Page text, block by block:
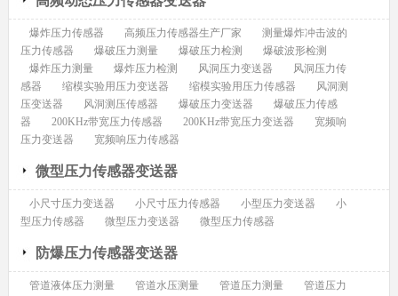
爆炸压力传感器 高频压力传感器生产厂家
测量爆炸冲击波的
压力传感器
爆破压力测量 爆破压力检测
爆破波形检测
爆炸压力测量
爆炸压力检测 风洞压力变送器
风洞压力传
感器
缩模实验用压力变送器 缩模实验用压力传感器
风洞测
压变送器
风洞测压传感器 爆破压力变送器
爆破压力传感
器
200KHz带宽压力传感器 200KHz带宽压力变送器
宽频响
压力变送器
宽频响压力传感器
微型压力传感器变送器
小尺寸压力变送器 小尺寸压力传感器 小型压力变送器
小
型压力传感器
微型压力变送器 微型压力传感器
防爆压力传感器变送器
管道液体压力测量 管道水压测量 管道压力测量
管道压力